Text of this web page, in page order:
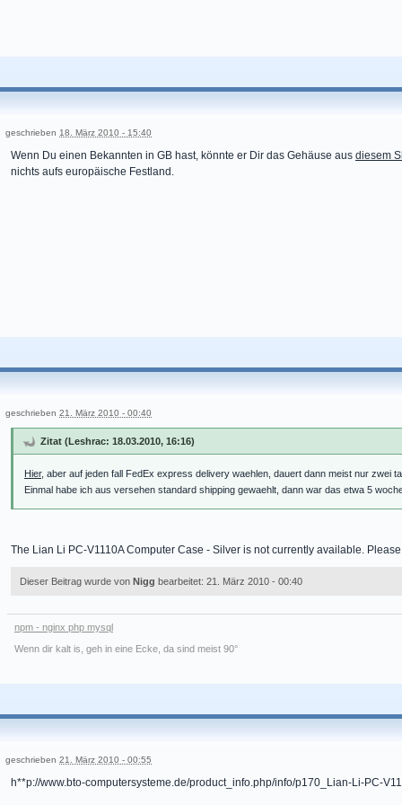
geschrieben 18. März 2010 - 15:40
Wenn Du einen Bekannten in GB hast, könnte er Dir das Gehäuse aus diesem
nichts aufs europäische Festland.
geschrieben 21. März 2010 - 00:40
Zitat (Leshrac: 18.03.2010, 16:16)
Hier, aber auf jeden fall FedEx express delivery waehlen, dauert dann meist nur zwei
Einmal habe ich aus versehen standard shipping gewaehlt, dann war das etwa 5
The Lian Li PC-V1110A Computer Case - Silver is not currently available.
Dieser Beitrag wurde von Nigg bearbeitet: 21. März 2010 - 00:40
npm - nginx php mysql
Wenn dir kalt is, geh in eine Ecke, da sind meist 90°
geschrieben 21. März 2010 - 00:55
h**p://www.bto-computersysteme.de/product_info.php/info/p170_Lian-Li-PC-